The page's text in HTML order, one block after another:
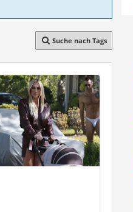
Suche nach Tags